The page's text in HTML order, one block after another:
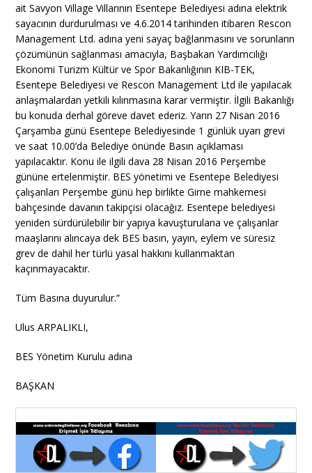
ait Savyon Village Villarının Esentepe Belediyesi adına elektrik
sayacının durdurulması ve 4.6.2014 tarihinden itibaren Rescon
Management Ltd. adına yeni sayaç bağlanmasını ve sorunların
çözümünün sağlanması amacıyla, Başbakan Yardımcılığı
Ekonomi Turizm Kültür ve Spor Bakanlığının KIB-TEK,
Esentepe Belediyesi ve Rescon Management Ltd ile yapılacak
anlaşmalardan yetkili kılınmasına karar vermiştir. İlgili Bakanlığı
bu konuda derhal göreve davet ederiz. Yarın 27 Nisan 2016
Çarşamba günü Esentepe Belediyesinde 1 günlük uyarı grevi
ve saat 10.00’da Belediye önünde Basın açıklaması
yapılacaktır. Konu ile ilgili dava 28 Nisan 2016 Perşembe
gününe ertelenmiştir. BES yönetimi ve Esentepe Belediyesi
çalışanları Perşembe günü hep birlikte Girne mahkemesi
bahçesinde davanın takipçisi olacağız. Esentepe belediyesi
yeniden sürdürülebilir bir yapıya kavuşturulana ve çalışanlar
maaşlarını alıncaya dek BES basın, yayın, eylem ve süresiz
grev de dahil her türlü yasal hakkını kullanmaktan
kaçınmayacaktır.
Tüm Basına duyurulur.”
Ulus ARPALIKLI,
BES Yönetim Kurulu adına
BAŞKAN